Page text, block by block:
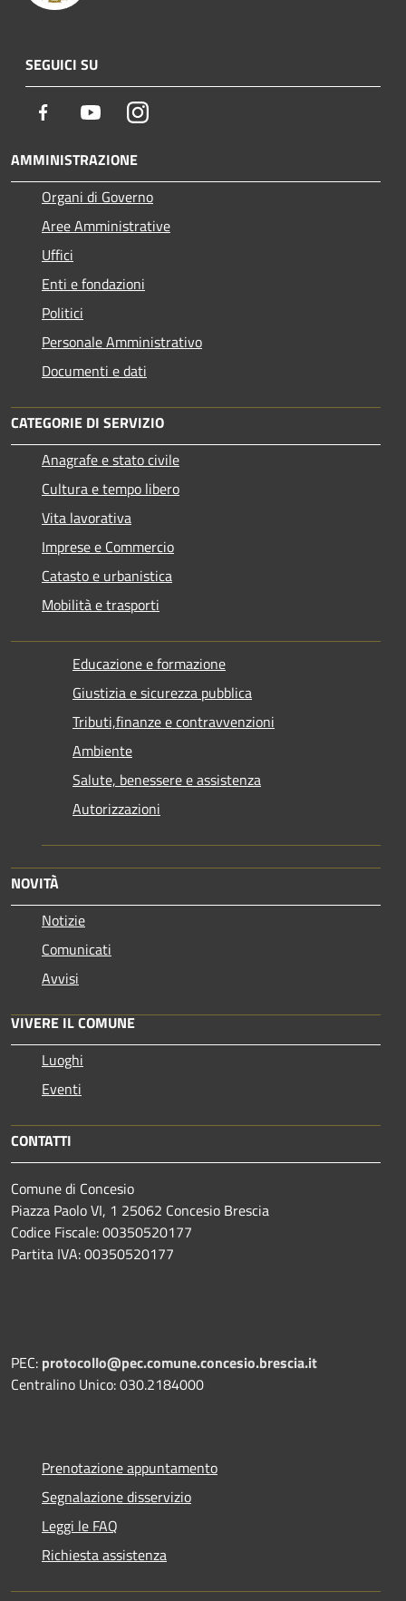
SEGUICI SU
Facebook YoutubeInstagram
AMMINISTRAZIONE
Organi di Governo
Aree Amministrative
Uffici
Enti e fondazioni
Politici
Personale Amministrativo
Documenti e dati
CATEGORIE DI SERVIZIO
Anagrafe e stato civile
Cultura e tempo libero
Vita lavorativa
Imprese e Commercio
Catasto e urbanistica
Mobilità e trasporti
Educazione e formazione
Giustizia e sicurezza pubblica
Tributi,finanze e contravvenzioni
Ambiente
Salute, benessere e assistenza
Autorizzazioni
NOVITÀ
Notizie
Comunicati
Avvisi
VIVERE IL COMUNE
Luoghi
Eventi
CONTATTI
Comune di Concesio
Piazza Paolo VI, 1 25062 Concesio Brescia
Codice Fiscale: 00350520177
Partita IVA: 00350520177
PEC: protocollo@pec.comune.concesio.brescia.it
Centralino Unico: 030.2184000
Prenotazione appuntamento
Segnalazione disservizio
Leggi le FAQ
Richiesta assistenza